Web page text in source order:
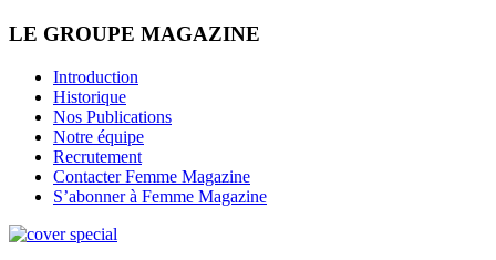
LE GROUPE MAGAZINE
Introduction
Historique
Nos Publications
Notre équipe
Recrutement
Contacter Femme Magazine
S’abonner à Femme Magazine